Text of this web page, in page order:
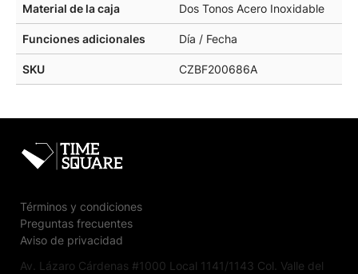
Material de la caja Dos Tonos Acero Inoxidable
Funciones adicionales Día / Fecha
SKU CZBF200686A
Términos y condiciones
Preguntas frecuentes
Aviso de privacidad
Av. Lázaro Cárdenas #1000 Local 1141/1143 Col. Valle del